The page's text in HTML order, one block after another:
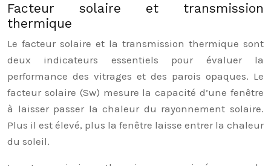
Facteur solaire et transmission
thermique
Le facteur solaire et la transmission thermique sont
deux indicateurs essentiels pour évaluer la
performance des vitrages et des parois opaques. Le
facteur solaire (Sw) mesure la capacité d’une fenêtre
à laisser passer la chaleur du rayonnement solaire.
Plus il est élevé, plus la fenêtre laisse entrer la chaleur
du soleil.